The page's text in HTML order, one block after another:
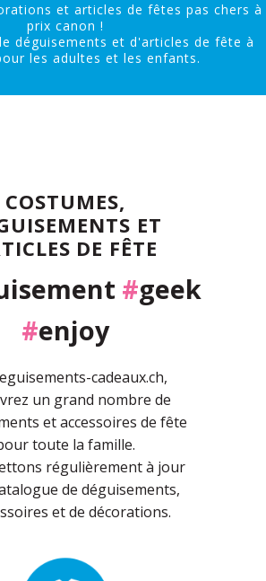
et articles de fêtes pas chers à
prix canon !
déguisements et d'articles de fête à
les adultes et les enfants.
COSTUMES,
ET
DE FÊTE
#geek
#enjoy
cadeaux.ch,
un grand nombre de
et accessoires de fête
toute la famille.
régulièrement à jour
de déguisements,
et de décorations.